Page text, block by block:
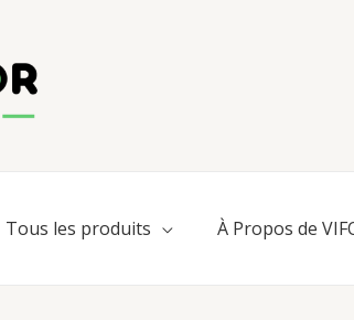
Tous les produits À Propos de